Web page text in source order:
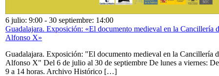
6 julio: 9:00 - 30 septiembre: 14:00
Guadalajara. Exposición: «El documento medieval en la Cancillería
Alfonso X»
Guadalajara. Exposición: "El documento medieval en la Cancillería
Alfonso X" Del 6 de julio al 30 de septiembre De lunes a viernes: De
9 a 14 horas. Archivo Histórico […]